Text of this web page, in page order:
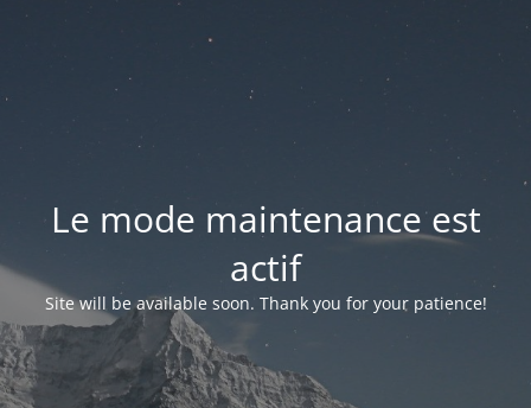
Le mode maintenance est
actif
Site will be available soon. Thank you for your patience!